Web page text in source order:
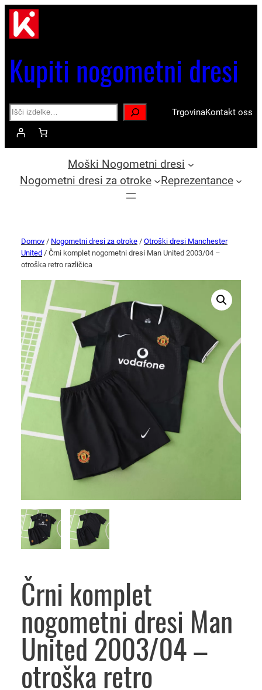
Kupiti nogometni dresi
Search TrgovinaKontakt oss
Moški Nogometni dresi
Nogometni dresi za otroke
Reprezentance
Domov / Nogometni dresi za otroke / Otroški dresi Manchester
United / Črni komplet nogometni dresi Man United 2003/04 –
otroška retro različica
Črni komplet
nogometni dresi Man
United 2003/04 –
otroška retro